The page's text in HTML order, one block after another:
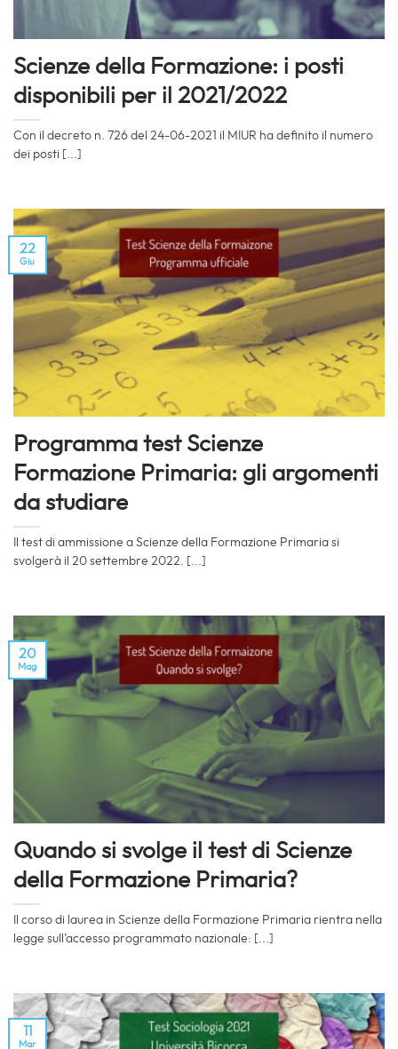
Scienze della Formazione: i posti
disponibili per il 2021/2022
Con il decreto n. 726 del 24-06-2021 il MIUR ha definito il numero
dei posti [...]
Programma test Scienze
Formazione Primaria: gli argomenti
da studiare
Il test di ammissione a Scienze della Formazione Primaria si
svolgerà il 20 settembre 2022. [...]
22
Giu
Quando si svolge il test di Scienze
della Formazione Primaria?
Il corso di laurea in Scienze della Formazione Primaria rientra nella
legge sull’accesso programmato nazionale: [...]
20
Mag
11
Mar